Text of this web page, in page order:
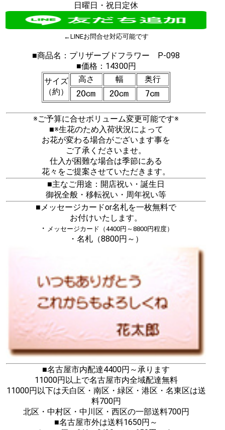
日曜日・祝日定休
←LINEお問合せ対応可能です
■商品名：プリザーブドフラワー P-098
■価格：14300円
サイズ
（約）
高さ 幅 奥行
※ご予算に合せボリューム変更可能です※
■※生花のため入荷状況によって
お花が変わる場合がございます事を
ご了承くださいませ。
仕入が困難な場合は季節にある
花々をご提案させていただきます。
■主なご用途：開店祝い・誕生日
御祝全般・移転祝い・周年祝い等
■メッセージカードor名札を一枚無料で
お付けいたします。
・ メッセージカード（4400円～8800円程度）
・名札（8800円～）
■名古屋市内配達4400円～承ります
11000円以上で名古屋市内全域配達無料
11000円以下は天白区・南区・緑区・港区・名東区は送
料700円
北区・中村区・中川区・西区の一部送料700円
■名古屋市外は送料1650円～